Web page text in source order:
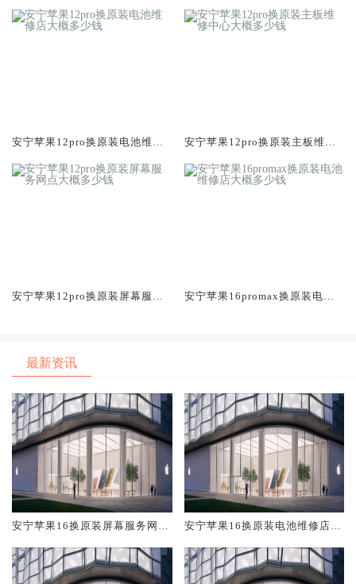
安宁苹果12pro换原装电池维修
安宁苹果12pro换原装主板维修
安宁苹果12pro换原装屏幕服务
安宁苹果16promax换原装电池
最新资讯
安宁苹果16换原装屏幕服务网点
安宁苹果16换原装电池维修店大